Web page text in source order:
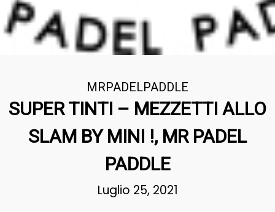
MRPADELPADDLE
SUPER TINTI – MEZZETTI ALLO
SLAM BY MINI !, MR PADEL
PADDLE
Luglio 25, 2021